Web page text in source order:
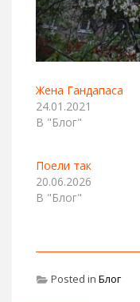
Жена Гандапаса
24.01.2021
В "Блог"
Поели так
20.06.2026
В "Блог"
Posted in Блог